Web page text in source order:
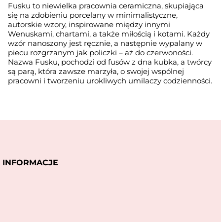
Fusku to niewielka pracownia ceramiczna, skupiająca
się na zdobieniu porcelany w minimalistyczne,
autorskie wzory, inspirowane między innymi
Wenuskami, chartami, a także miłością i kotami. Każdy
wzór nanoszony jest ręcznie, a następnie wypalany w
piecu rozgrzanym jak policzki – aż do czerwoności.
Nazwa Fusku, pochodzi od fusów z dna kubka, a twórcy
są parą, która zawsze marzyła, o swojej wspólnej
pracowni i tworzeniu urokliwych umilaczy codzienności.
INFORMACJE